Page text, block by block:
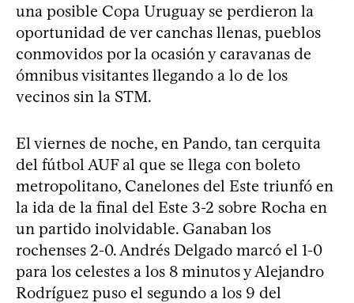
una posible Copa Uruguay se perdieron la
oportunidad de ver canchas llenas, pueblos
conmovidos por la ocasión y caravanas de
ómnibus visitantes llegando a lo de los
vecinos sin la STM.
El viernes de noche, en Pando, tan cerquita
del fútbol AUF al que se llega con boleto
metropolitano, Canelones del Este triunfó en
la ida de la final del Este 3-2 sobre Rocha en
un partido inolvidable. Ganaban los
rochenses 2-0. Andrés Delgado marcó el 1-0
para los celestes a los 8 minutos y Alejandro
Rodríguez puso el segundo a los 9 del